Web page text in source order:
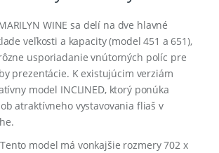
WINE sa delí na dve hlavné
veľkosti a kapacity (model 451 a 651),
usporiadanie vnútorných políc pre
prezentácie. K existujúcim verziám
model INCLINED, ktorý ponúka
atraktívneho vystavovania fliaš v
.
Tento model má vonkajšie rozmery 702 x